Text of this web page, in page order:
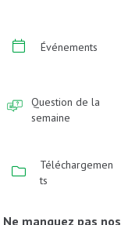
Événements
Question de la
semaine
Téléchargemen
ts
Ne manquez pas nos